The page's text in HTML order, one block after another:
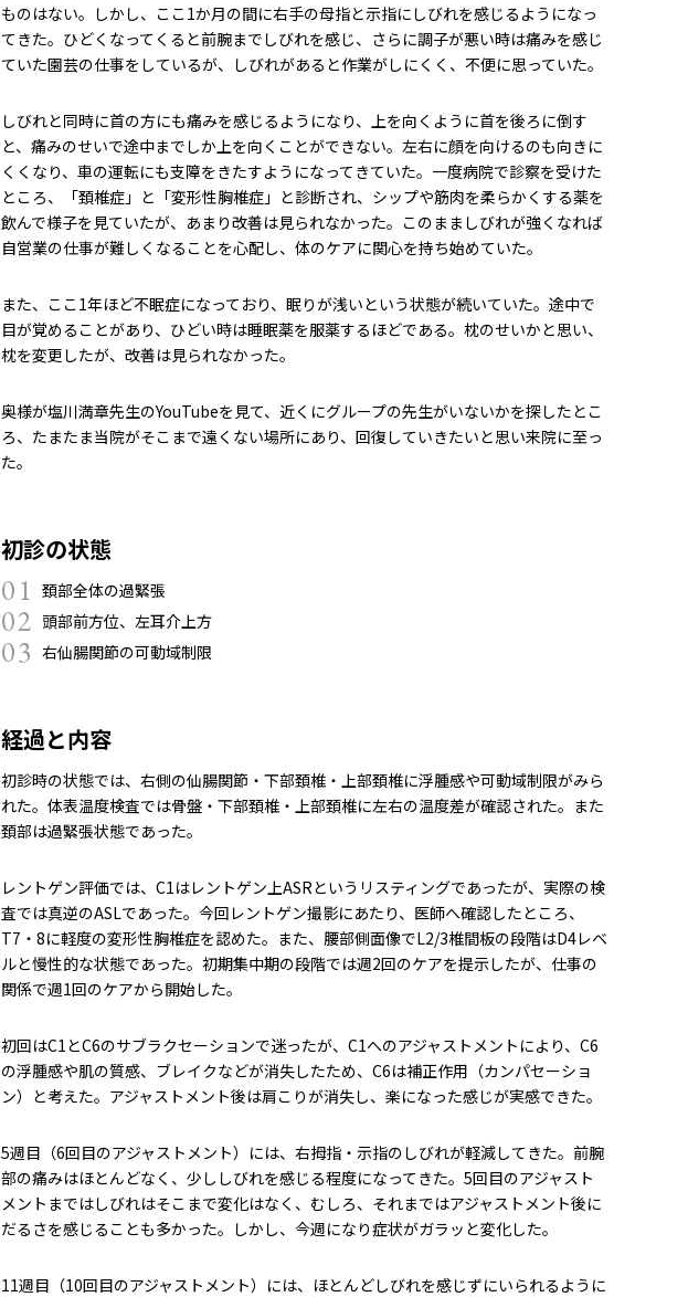
ものはない。しかし、ここ1か月の間に右手の母指と示指にしびれを感じるようになっ
てきた。ひどくなってくると前腕までしびれを感じ、さらに調子が悪い時は痛みを感じ
ていた園芸の仕事をしているが、しびれがあると作業がしにくく、不便に思っていた。
しびれと同時に首の方にも痛みを感じるようになり、上を向くように首を後ろに倒す
と、痛みのせいで途中までしか上を向くことができない。左右に顔を向けるのも向きに
くくなり、車の運転にも支障をきたすようになってきていた。一度病院で診察を受けた
ところ、「頚椎症」と「変形性胸椎症」と診断され、シップや筋肉を柔らかくする薬を
飲んで様子を見ていたが、あまり改善は見られなかった。このまましびれが強くなれば
自営業の仕事が難しくなることを心配し、体のケアに関心を持ち始めていた。
また、ここ1年ほど不眠症になっており、眠りが浅いという状態が続いていた。途中で
目が覚めることがあり、ひどい時は睡眠薬を服薬するほどである。枕のせいかと思い、
枕を変更したが、改善は見られなかった。
奥様が塩川満章先生のYouTubeを見て、近くにグループの先生がいないかを探したとこ
ろ、たまたま当院がそこまで遠くない場所にあり、回復していきたいと思い来院に至っ
た。
初診の状態
01 頚部全体の過緊張
02 頭部前方位、左耳介上方
03 右仙腸関節の可動域制限
経過と内容
初診時の状態では、右側の仙腸関節・下部頚椎・上部頚椎に浮腫感や可動域制限がみら
れた。体表温度検査では骨盤・下部頚椎・上部頚椎に左右の温度差が確認された。また
頚部は過緊張状態であった。
レントゲン評価では、C1はレントゲン上ASRというリスティングであったが、実際の検
査では真逆のASLであった。今回レントゲン撮影にあたり、医師へ確認したところ、
T7・8に軽度の変形性胸椎症を認めた。また、腰部側面像でL2/3椎間板の段階はD4レベ
ルと慢性的な状態であった。初期集中期の段階では週2回のケアを提示したが、仕事の
関係で週1回のケアから開始した。
初回はC1とC6のサブラクセーションで迷ったが、C1へのアジャストメントにより、C6
の浮腫感や肌の質感、ブレイクなどが消失したため、C6は補正作用（カンパセーショ
ン）と考えた。アジャストメント後は肩こりが消失し、楽になった感じが実感できた。
5週目（6回目のアジャストメント）には、右拇指・示指のしびれが軽減してきた。前腕
部の痛みはほとんどなく、少ししびれを感じる程度になってきた。5回目のアジャスト
メントまではしびれはそこまで変化はなく、むしろ、それまではアジャストメント後に
だるさを感じることも多かった。しかし、今週になり症状がガラッと変化した。
11週目（10回目のアジャストメント）には、ほとんどしびれを感じずにいられるように